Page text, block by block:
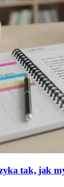
tak, jak